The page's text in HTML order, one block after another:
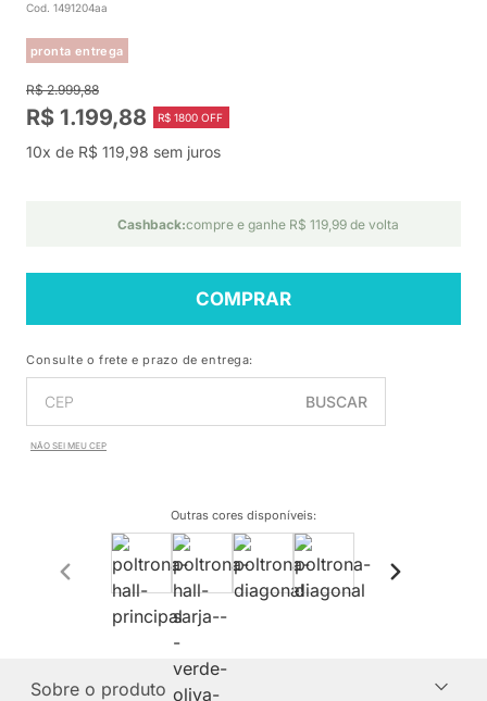
Cod. 1491204aa
pronta entrega
R$ 2.999,88
R$ 1.199,88 R$ 1800 OFF
10x de R$ 119,98 sem juros
Cashback:compre e ganhe R$ 119,99 de volta
COMPRAR
Consulte o frete e prazo de entrega:
BUSCAR
NÃO SEI MEU CEP
Outras cores disponíveis:
Sobre o produto